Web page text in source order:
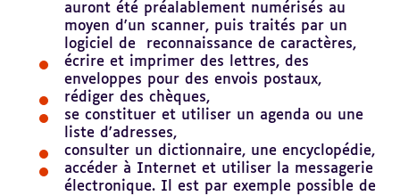
auront été préalablement numérisés au
moyen d'un scanner, puis traités par un
logiciel de reconnaissance de caractères,
écrire et imprimer des lettres, des
enveloppes pour des envois postaux,
rédiger des chèques,
se constituer et utiliser un agenda ou une
liste d'adresses,
consulter un dictionnaire, une encyclopédie,
accéder à Internet et utiliser la messagerie
électronique. Il est par exemple possible de